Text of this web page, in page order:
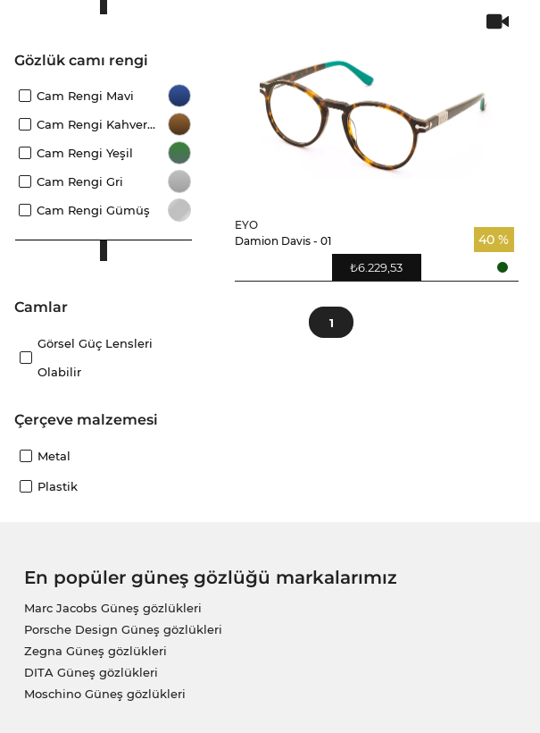
Gözlük camı rengi
Cam Rengi Mavi
Cam Rengi Kahverengi
Cam Rengi Yeşil
Cam Rengi Gri
Cam Rengi Gümüş
camlar
Görsel Güç Lensleri
Olabilir
Çerçeve malzemesi
Metal
Plastik
EYO
Damion Davis - 01
40 %
₺6.229,53
1
En popüler güneş gözlüğü markalarımız
Marc Jacobs Güneş gözlükleri
Porsche Design Güneş gözlükleri
Zegna Güneş gözlükleri
DITA Güneş gözlükleri
Moschino Güneş gözlükleri